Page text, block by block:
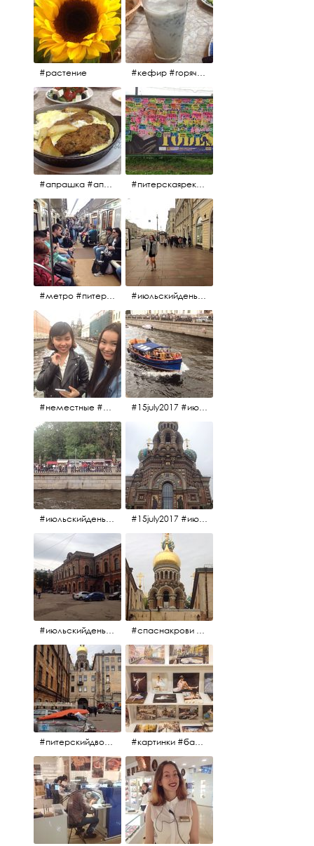
#растение #кефир #горячийкефир #национальноеблюдо #лаваш #вкусно
#апрашка #апраксиндвор #кафенаапрашке #куринаякотлетанасковороде #сковородка #кафедлясвоих #питерскаяреклама #todes #куколки #окраинапитера #фрунзенскийрайон
#метро #питерскоеметро #невскаялиния #июльскийдень2017 #15july2017 #невский
#неместные #июльскийдень2017 #15july2017 #июльскийдень2017 #катерок #bonfire
#июльскийдень2017 #15july2017 #15july2017 #июльскийдень2017 #спаснакрови
#июльскийдень2017 #15july2017 #спаснакрови #июльскийдень2017
#питерскийдвор #спаснакрови #июльскийдень2017 #картинки #балетпитера #янтарьроссиии